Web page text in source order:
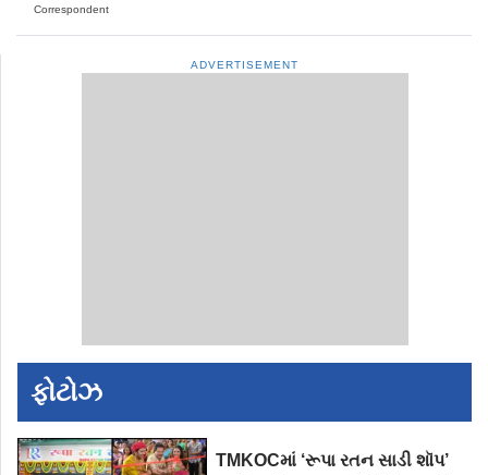
Correspondent
ADVERTISEMENT
ફોટોઝ
TMKOCમાં ‘રૂપા રતન સાડી શૉપ’